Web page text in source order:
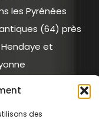
des
les Pyrénées
(64) près
et
Seine Maritime 76)